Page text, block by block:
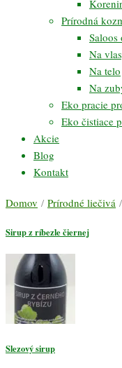
Prírodná
Saloos
Na
Na telo
Na
Eko pracie
Eko čistiace
Akcie
Blog
Kontakt
Domov / Prírodné liečivá /
Sirup z ríbezle čiernej
Slezový sirup